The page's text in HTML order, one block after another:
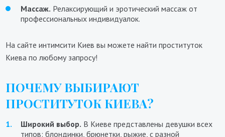
Массаж. Релаксирующий и эротический массаж от
профессиональных индивидуалок.
На сайте интимсити Киев вы можете найти проституток
Киева по любому запросу!
ПОЧЕМУ ВЫБИРАЮТ
ПРОСТИТУТОК КИЕВА?
Широкий выбор. В Киеве представлены девушки всех
типов: блондинки, брюнетки, рыжие, с разной